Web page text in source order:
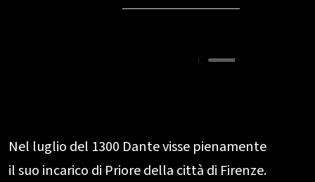
Nel luglio del 1300 Dante visse pienamente
il suo incarico di Priore della città di Firenze.